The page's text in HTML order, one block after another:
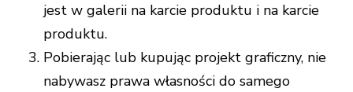
jest w galerii na karcie produktu i na karcie
produktu.
Pobierając lub kupując projekt graficzny, nie
nabywasz prawa własności do samego